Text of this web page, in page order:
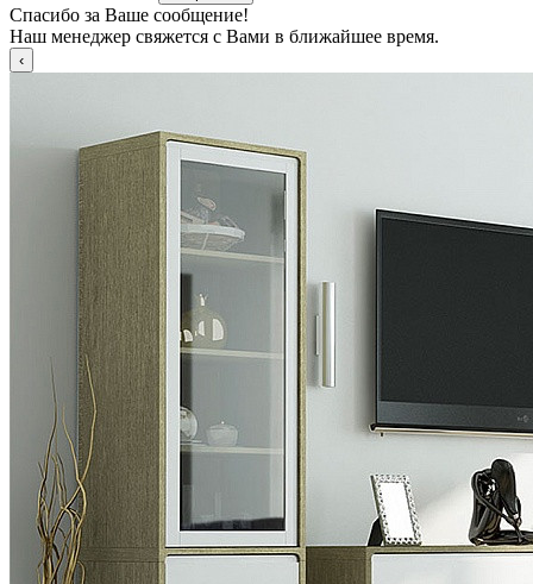
Спасибо за Ваше сообщение!
Наш менеджер свяжется с Вами в ближайшее время.